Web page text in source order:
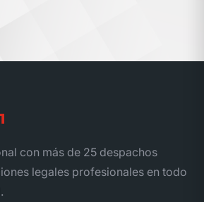
con más de 25 despachos
legales profesionales en todo